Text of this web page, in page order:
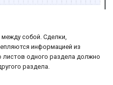
собой. Сделки,
информацией из
листов одного раздела должно
раздела.